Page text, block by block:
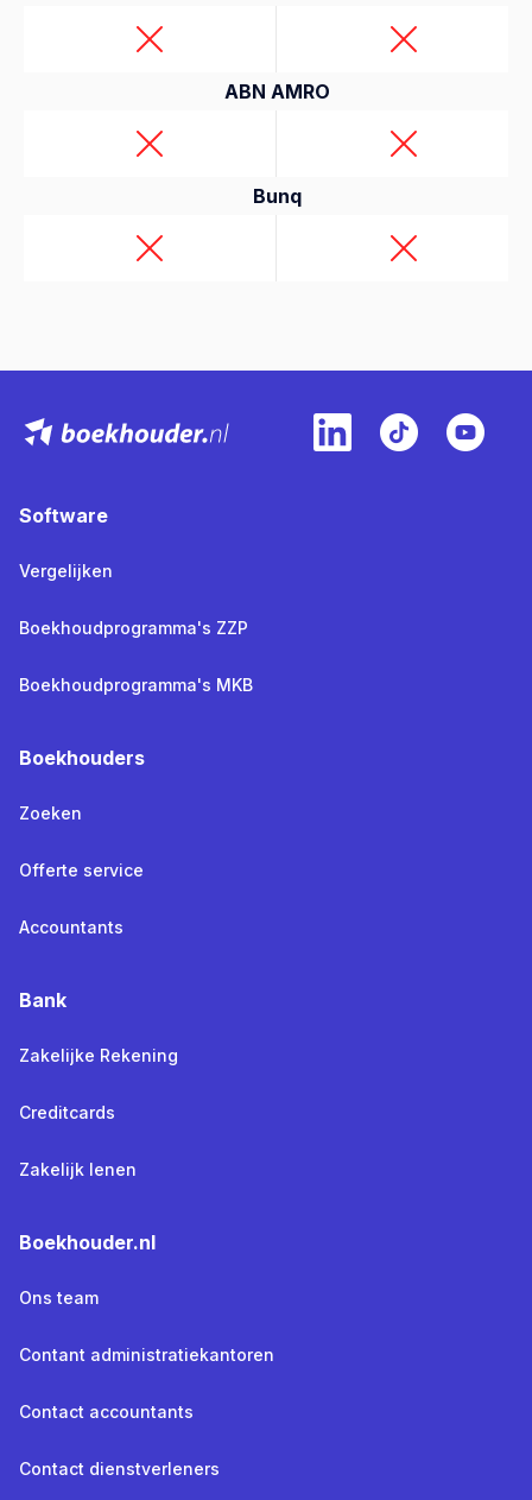
ABN AMRO
Bunq
Software
Vergelijken
Boekhoudprogramma's ZZP
Boekhoudprogramma's MKB
Boekhouders
Zoeken
Offerte service
Accountants
Bank
Zakelijke Rekening
Creditcards
Zakelijk lenen
Boekhouder.nl
Ons team
Contant administratiekantoren
Contact accountants
Contact dienstverleners